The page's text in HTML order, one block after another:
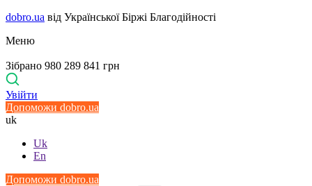
dobro.ua від Української Біржі Благодійності
Меню
Зібрано 980 289 841 грн
Увійти
Допоможи dobro.ua
uk
Uk
En
Допоможи dobro.ua